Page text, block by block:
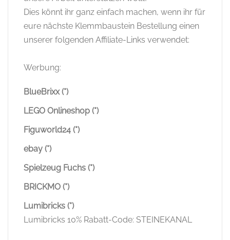
Dies könnt ihr ganz einfach machen, wenn ihr für
eure nächste Klemmbaustein Bestellung einen
unserer folgenden Affiliate-Links verwendet:
Werbung:
BlueBrixx (*)
LEGO Onlineshop (*)
Figuworld24 (*)
ebay (*)
Spielzeug Fuchs (*)
BRICKMO (*)
Lumibricks (*)
Lumibricks 10% Rabatt-Code: STEINEKANAL